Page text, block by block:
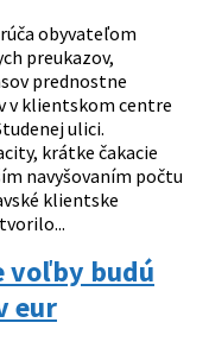
obyvateľom
preukazov,
prednostne
v klientskom centre
ulici.
krátke čakacie
navyšovaním počtu
klientske
voľby budú
eur